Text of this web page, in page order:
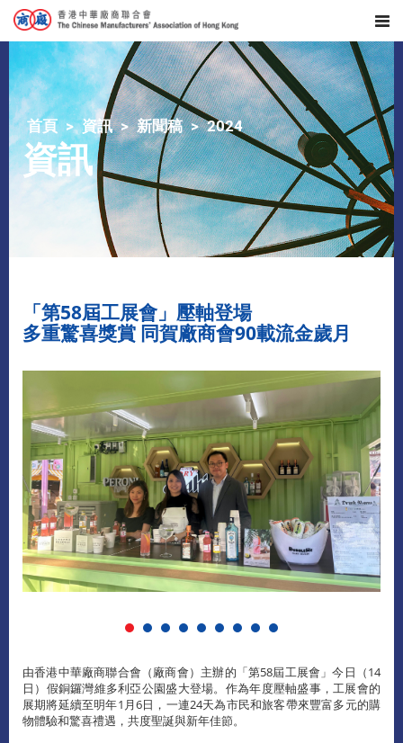
首頁 資訊 新聞稿 2024
資訊
「第58屆工展會」壓軸登場
多重驚喜獎賞 同賀廠商會90載流金歲月
由香港中華廠商聯合會（廠商會）主辦的「第58屆工展會」今日（14
日）假銅鑼灣維多利亞公園盛大登場。作為年度壓軸盛事，工展會的
展期將延續至明年1月6日，一連24天為市民和旅客帶來豐富多元的購
物體驗和驚喜禮遇，共度聖誕與新年佳節。